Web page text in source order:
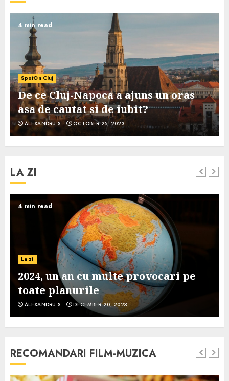
4 min read
SpotOn Cluj
De ce Cluj-Napoca a ajuns un oras
asa de cautat si de iubit?
ALEXANDRU S. OCTOBER 25, 2023
LA ZI
4 min read
La zi
2024, un an cu multe provocari pe
toate planurile
ALEXANDRU S. DECEMBER 20, 2023
RECOMANDARI FILM-MUZICA